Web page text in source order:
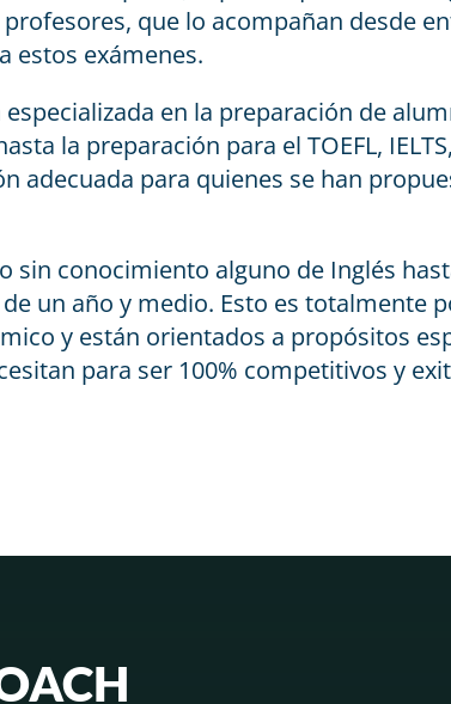
que lo acompañan desde
estos exámenes.
en la preparación de
la preparación para el TOEFL,
adecuada para quienes se han
sin conocimiento alguno de Inglés
un año y medio. Esto es totalmente
y están orientados a propósitos
para ser 100% competitivos y